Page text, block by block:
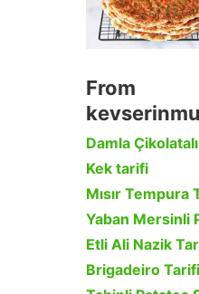
From
Damla
Kek tarifi
Mısır Tempura
Yaban Mersinli
Etli Ali Nazik
Brigadeiro Tarifi